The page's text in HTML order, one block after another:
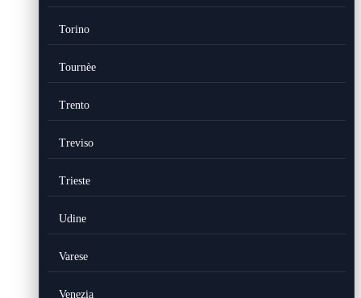
Torino
Tournèe
Trento
Treviso
Trieste
Udine
Varese
Venezia